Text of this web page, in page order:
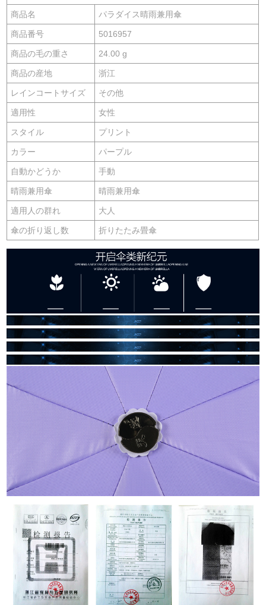
商品名 パラダイス晴雨兼用傘
商品番号 5016957
商品の毛の重さ 24.00 g
商品の産地 浙江
レインコートサイズ その他
適用性 女性
スタイル プリント
カラー パープル
自動かどうか 手動
晴雨兼用傘 晴雨兼用傘
適用人の群れ 大人
傘の折り返し数 折りたたみ畳傘